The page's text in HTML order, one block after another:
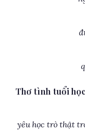
Thơ tình tuổi
yêu học trò thật